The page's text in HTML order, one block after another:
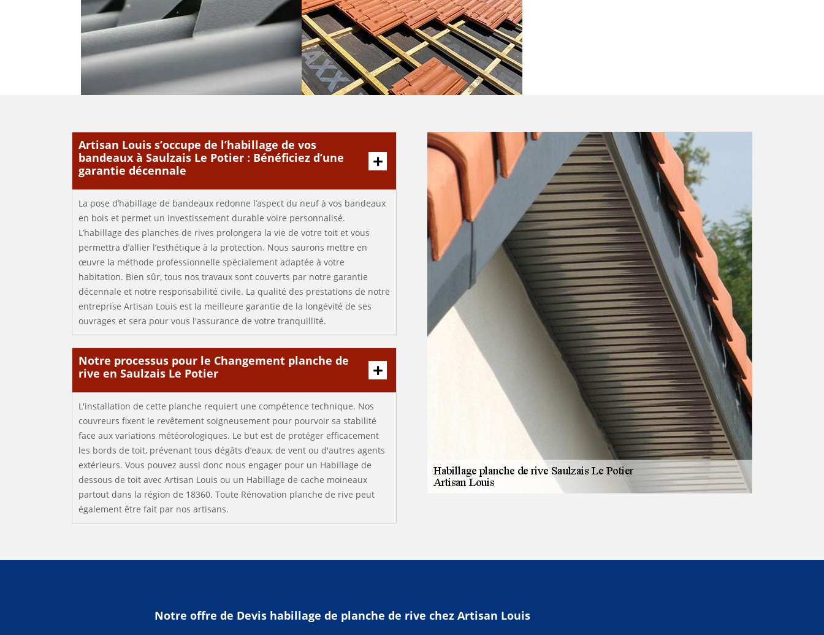
Artisan Louis s’occupe de l’habillage de vos
bandeaux à Saulzais Le Potier : Bénéficiez d’une
garantie décennale
La pose d’habillage de bandeaux redonne l’aspect du neuf à vos bandeaux
en bois et permet un investissement durable voire personnalisé.
L’habillage des planches de rives prolongera la vie de votre toit et vous
permettra d’allier l’esthétique à la protection. Nous saurons mettre en
œuvre la méthode professionnelle spécialement adaptée à votre
habitation. Bien sûr, tous nos travaux sont couverts par notre garantie
décennale et notre responsabilité civile. La qualité des prestations de notre
entreprise Artisan Louis est la meilleure garantie de la longévité de ses
ouvrages et sera pour vous l'assurance de votre tranquillité.
Notre processus pour le Changement planche de
rive en Saulzais Le Potier
L'installation de cette planche requiert une compétence technique. Nos
couvreurs fixent le revêtement soigneusement pour pourvoir sa stabilité
face aux variations météorologiques. Le but est de protéger efficacement
les bords de toit, prévenant tous dégâts d’eaux, de vent ou d'autres agents
extérieurs. Vous pouvez aussi donc nous engager pour un Habillage de
dessous de toit avec Artisan Louis ou un Habillage de cache moineaux
partout dans la région de 18360. Toute Rénovation planche de rive peut
également être fait par nos artisans.
Notre offre de Devis habillage de planche de rive chez Artisan Louis